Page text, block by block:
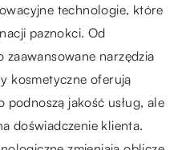
technologie, które
paznokci. Od
narzędzia
kosmetyczne oferują
jakość usług, ale
doświadczenie klienta.